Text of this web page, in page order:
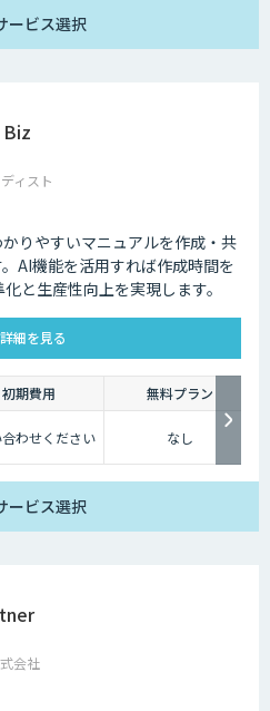
ービス選択
ィスト
りやすいマニュアルを作成・共
AI機能を活用すれば作成時間を
と生産性向上を実現します。
詳細を見る
初期費用
無料プラン
わせください なし
ービス選択
会社